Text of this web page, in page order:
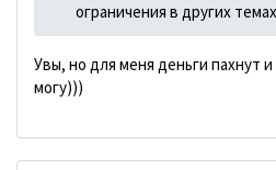
ограничения в других
Увы, но для меня деньги пахнут
могу)))